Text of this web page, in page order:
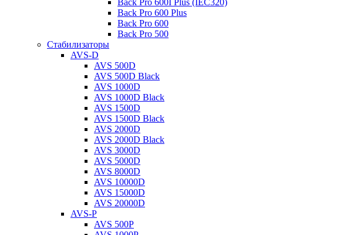
Back Pro 600I Plus (IEC320)
Back Pro 600 Plus
Back Pro 600
Back Pro 500
Стабилизаторы
AVS-D
AVS 500D
AVS 500D Black
AVS 1000D
AVS 1000D Black
AVS 1500D
AVS 1500D Black
AVS 2000D
AVS 2000D Black
AVS 3000D
AVS 5000D
AVS 8000D
AVS 10000D
AVS 15000D
AVS 20000D
AVS-P
AVS 500P